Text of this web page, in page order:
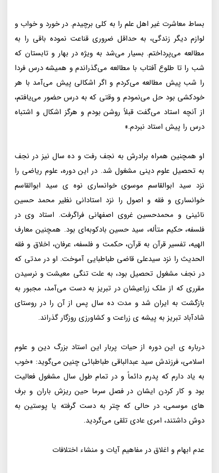
بساط معاشرت غیر اهل علم را به کلی برچیدم. در خورد و خواب و
لوازم دیگر زندگی، به حداقل ضروری قناعت نموده باقی را به
مطالعه می‌پرداختم. بسیار می‌شد به ویژه در بهار و تابستان که
شب را تا طلوع آفتاب با مطالعه می‌گذراندم و همیشه درس فردا
را شب پیش مطالعه می‌کردم و اگر اشکالی پیش می‌آمد با هر
خودکشی بود حل می‌نمودم و وقتی که به درس حضور می‌یافتم،
از آنچه استاد می‌گفت قبلاً روشن بودم و هرگز اشکال و اشتباه
درس را پیش استاد نبردم.»
او همچنین همراه برادرش به نجف رفت و ده سال نیز در نجف
به تحصیل علوم دینی مشغول شد. در این دوره، علوم ریاضی را
نزد سید ابوالقاسم موسوی خوانساری نوه ی سید ابوالقاسم
خوانساری و فقه و اصول را نزد استادانی نظیر محمد حسین
نائینی و محمدحسین غروی اصفهانی فراگرفت. استاد وی در
فلسفه، حکیم متأله، سید حسین بادکوبه‌ای بود. همچنین معارف
الهیه، تفسیر قرآن به قرآن، حکمت و فلسفه، عرفان، اخلاق و فقه
الحدیث را نزد سیدعلی قاضی طباطبایی آموخت. او در مدتی که
در نجف مشغول تحصیل بود، به علت تنگی معیشت و نرسیدن
مقرری که از ملک زراعیشان در تبریز به دست می‌آمد، مجبور به
بازگشت به ایران شد و مدت ده سال پس از آن را در روستای
شادآباد تبریز به پیشه ی زراعت و کشاورزی روزگار گذراند.
درباره ی این دوره از حیات پربار این استاد بزرگ دین و علوم
اسلامی، فرزندش سید عبدالباقی طباطبائی چنین می‌گوید: «خوب
به یاد دارم که پدرم دائماً و در تمام طول سال مشغول فعالیت
بود و کار کردن ایشان در فصل سرما حین ریزش باران و برف
های موسمی، در حالی که چتر به دست گرفته یا پوستین به
دوش داشتند، امری عادی تلقی می‌گردید.
عدم ابهام و اغلاق در مفاهیم آیات و منشاء اختلافات